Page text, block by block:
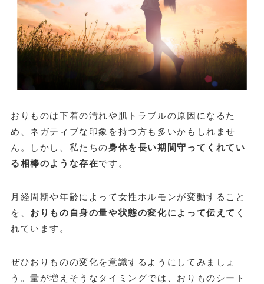
おりものは下着の汚れや肌トラブルの原因になるた
め、ネガティブな印象を持つ方も多いかもしれませ
ん。しかし、私たちの身体を長い期間守ってくれてい
る相棒のような存在です。
月経周期や年齢によって女性ホルモンが変動すること
を、 おりもの自身の量や状態の変化によって伝えて く
れています。
ぜひおりものの変化を意識するようにしてみましょ
う。量が増えそうなタイミングでは、おりものシート